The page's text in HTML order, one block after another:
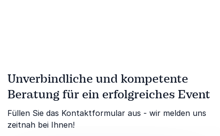
Unverbindliche und kompetente
Beratung für ein erfolgreiches Event
Füllen Sie das Kontaktformular aus - wir melden uns
zeitnah bei Ihnen!